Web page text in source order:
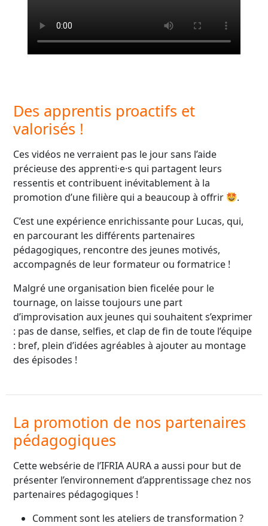
Des apprentis proactifs et
valorisés !
Ces vidéos ne verraient pas le jour sans l’aide
précieuse des apprenti·e·s qui partagent leurs
ressentis et contribuent inévitablement à la
promotion d’une filière qui a beaucoup à offrir
.
C’est une expérience enrichissante pour Lucas, qui,
en parcourant les différents partenaires
pédagogiques, rencontre des jeunes motivés,
accompagnés de leur formateur ou formatrice !
Malgré une organisation bien ficelée pour le
tournage, on laisse toujours une part
d’improvisation aux jeunes qui souhaitent s’exprimer
: pas de danse, selfies, et clap de fin de toute l’équipe
: bref, plein d’idées agréables à ajouter au montage
des épisodes !
La promotion de nos partenaires
pédagogiques
Cette websérie de l’IFRIA AURA a aussi pour but de
présenter l’environnement d’apprentissage chez nos
partenaires pédagogiques !
Comment sont les ateliers de transformation ?